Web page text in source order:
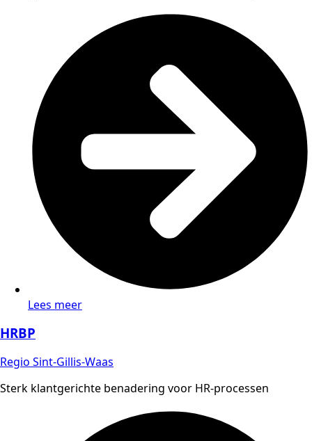
Lees meer
HRBP
Regio Sint-Gillis-Waas
Sterk klantgerichte benadering voor HR-processen